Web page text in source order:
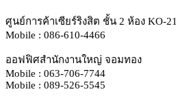
ศูนย์การค้าเซียร์ริงสิต ชั้น 2 ห้อง KO-21
Mobile : 086-610-4466
ออฟฟิศสำนักงานใหญ่ จอมทอง
Mobile : 063-706-7744
Mobile : 089-526-5545